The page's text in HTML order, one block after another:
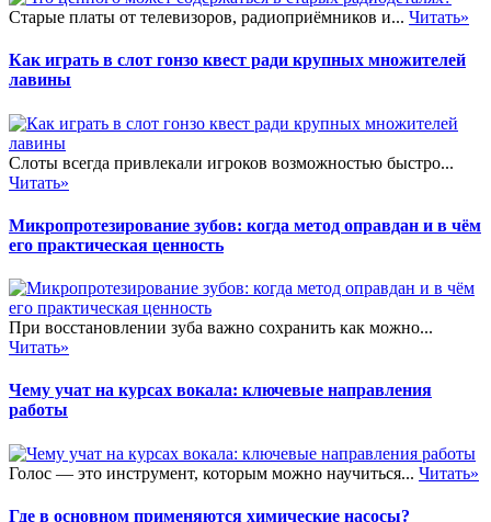
Старые платы от телевизоров, радиоприёмников и... Читать»
Как играть в слот гонзо квест ради крупных множителей
лавины
Слоты всегда привлекали игроков возможностью быстро...
Читать»
Микропротезирование зубов: когда метод оправдан и в чём
его практическая ценность
При восстановлении зуба важно сохранить как можно...
Читать»
Чему учат на курсах вокала: ключевые направления
работы
Голос — это инструмент, которым можно научиться... Читать»
Где в основном применяются химические насосы?